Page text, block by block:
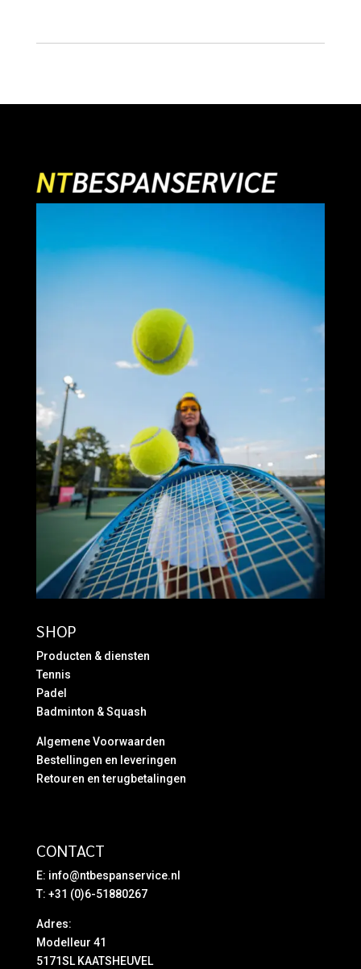
SHOP
Producten & diensten
Tennis
Padel
Badminton & Squash
Algemene Voorwaarden
Bestellingen en leveringen
Retouren en terugbetalingen
CONTACT
E: info@ntbespanservice.nl
T: +31 (0)6-51880267
Adres:
Modelleur 41
5171SL KAATSHEUVEL